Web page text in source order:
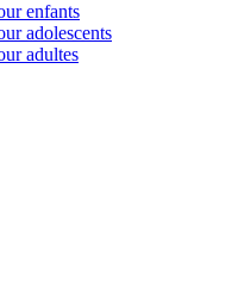
enfants
adolescents
adultes